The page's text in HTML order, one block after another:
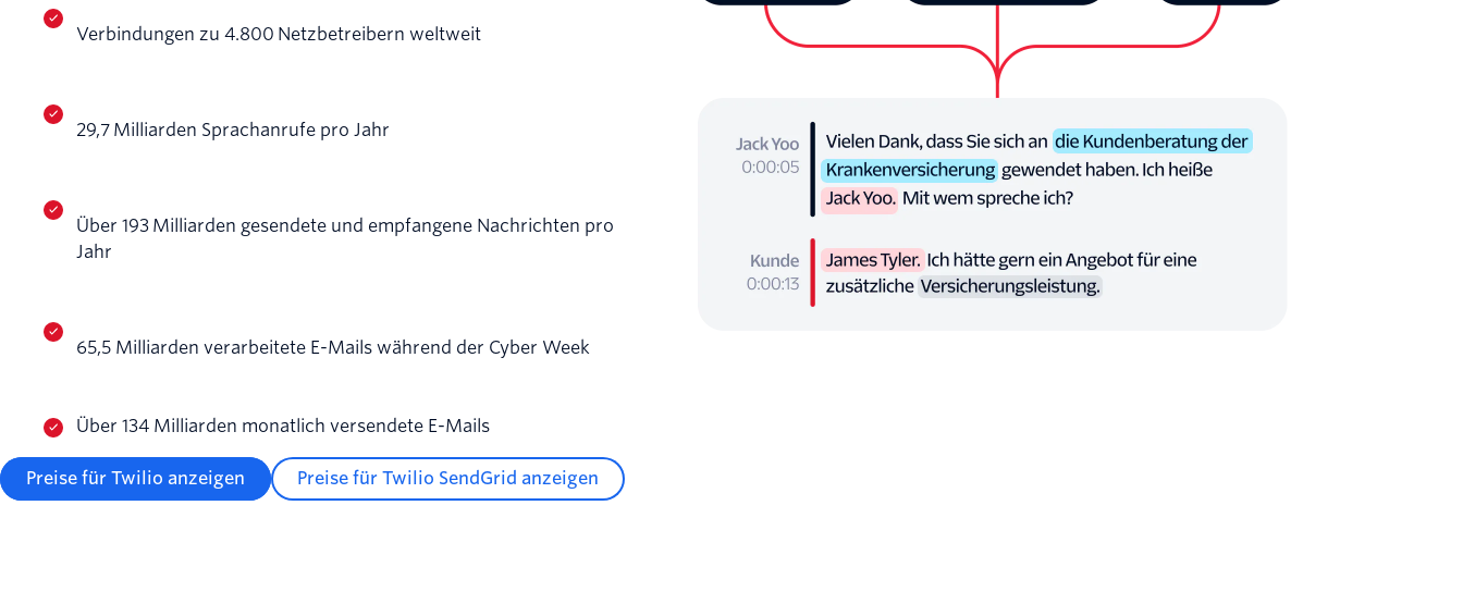
Verbindungen zu 4.800 Netzbetreibern weltweit
29,7 Milliarden Sprachanrufe pro Jahr
Über 193 Milliarden gesendete und empfangene Nachrichten pro
Jahr
65,5 Milliarden verarbeitete E-Mails während der Cyber Week
Über 134 Milliarden monatlich versendete E-Mails
Preise für Twilio anzeigen Preise für Twilio SendGrid anzeigen